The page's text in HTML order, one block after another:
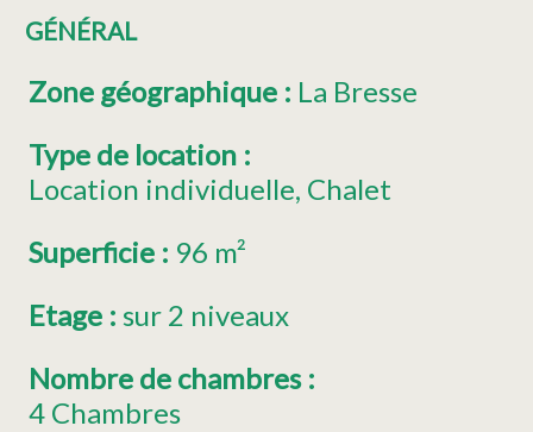
GÉNÉRAL
Zone géographique : La Bresse
Type de location :
Location individuelle Chalet
Superficie : 96 m²
Etage : sur 2 niveaux
Nombre de chambres :
4 Chambres